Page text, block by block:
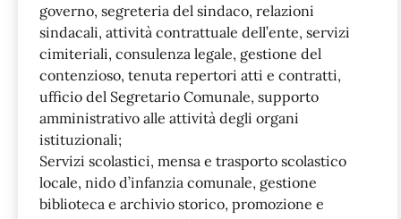
governo, segreteria del sindaco, relazioni
sindacali, attività contrattuale dell’ente, servizi
cimiteriali, consulenza legale, gestione del
contenzioso, tenuta repertori atti e contratti,
ufficio del Segretario Comunale, supporto
amministrativo alle attività degli organi
istituzionali;
Servizi scolastici, mensa e trasporto scolastico
locale, nido d’infanzia comunale, gestione
biblioteca e archivio storico, promozione e